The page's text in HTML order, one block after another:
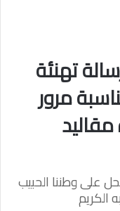
تهنئة
مرور
على وطننا الحبيب
الكريم